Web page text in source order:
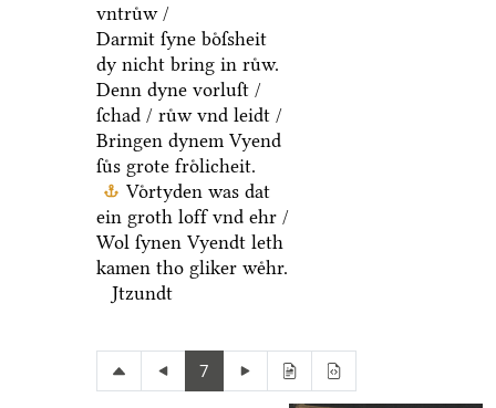
vntruͤw /
Darmit ſyne boͤſsheit
dy nicht bring in ruͤw.
Denn dyne vorluſt /
ſchad / ruͤw vnd leidt /
Bringen dynem Vyend
ſuͤs grote froͤlicheit.
Voͤrtyden was dat
ein groth loff vnd ehr /
Wol ſynen Vyendt leth
kamen tho gliker weͤhr.
Jtzundt
7